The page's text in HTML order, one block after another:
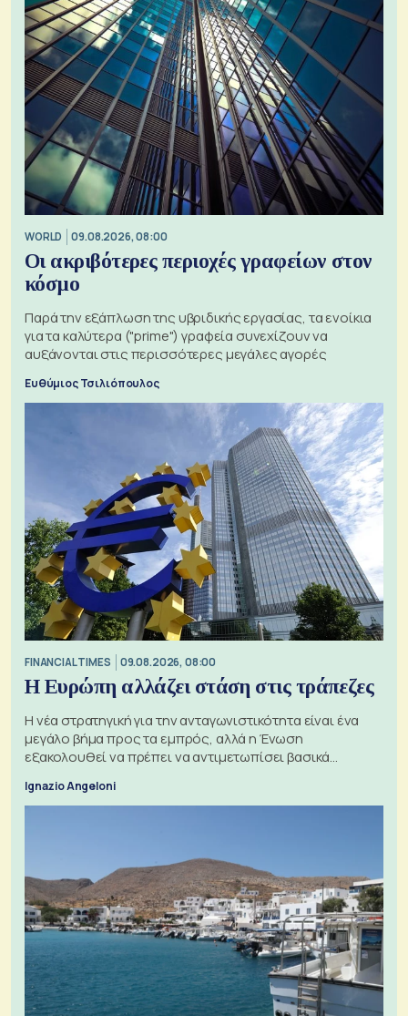
WORLD 09.08.2026, 08:00
Οι ακριβότερες περιοχές γραφείων στον
κόσμο
Παρά την εξάπλωση της υβριδικής εργασίας, τα ενοίκια
για τα καλύτερα ("prime") γραφεία συνεχίζουν να
αυξάνονται στις περισσότερες μεγάλες αγορές
Ευθύμιος Τσιλιόπουλος
FINANCIAL TIMES 09.08.2026, 08:00
Η Ευρώπη αλλάζει στάση στις τράπεζες
Η νέα στρατηγική για την ανταγωνιστικότητα είναι ένα
μεγάλο βήμα προς τα εμπρός, αλλά η Ένωση
εξακολουθεί να πρέπει να αντιμετωπίσει βασικά
Ignazio Angeloni